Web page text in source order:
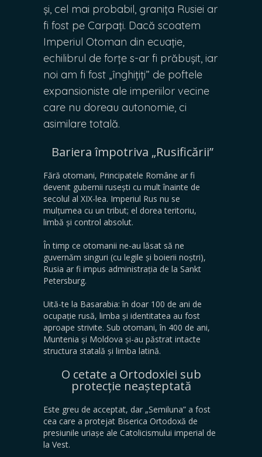
și, cel mai probabil, granița Rusiei ar
fi fost pe Carpați. Dacă scoatem
Imperiul Otoman din ecuație,
echilibrul de forțe s-ar fi prăbușit, iar
noi am fi fost „înghițiți” de poftele
expansioniste ale imperiilor vecine
care nu doreau autonomie, ci
asimilare totală.
Bariera împotriva „Rusificării”
​Fără otomani, Principatele Române ar fi
devenit gubernii rusești cu mult înainte de
secolul al XIX-lea. Imperiul Rus nu se
mulțumea cu un tribut; el dorea teritoriu,
limbă și control absolut.
​În timp ce otomanii ne-au lăsat să ne
guvernăm singuri (cu legile și boierii noștri),
Rusia ar fi impus administrația de la Sankt
Petersburg.
​Uită-te la Basarabia: în doar 100 de ani de
ocupație rusă, limba și identitatea au fost
aproape strivite. Sub otomani, în 400 de ani,
Muntenia și Moldova și-au păstrat intacte
structura statală și limba latină.
O cetate a Ortodoxiei sub
protecție neașteptată
​Este greu de acceptat, dar „Semiluna” a fost
cea care a protejat Biserica Ortodoxă de
presiunile uriașe ale Catolicismului imperial de
la Vest.